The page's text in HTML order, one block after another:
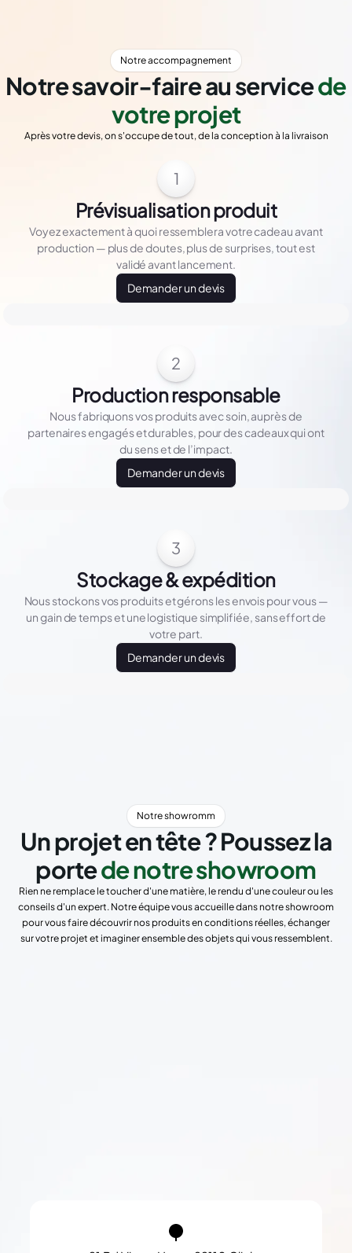
Notre accompagnement
Notre savoir-faire au servicede
votre projet
Après votre devis, on s'occupe de tout, de la conception à la livraison
1
Prévisualisation produit
Voyez exactement à quoi ressemblera votre cadeau avant
production — plus de doutes, plus de surprises, tout est
validé avant lancement.
Demander un devis
2
Production responsable
Nous fabriquons vos produits avec soin, auprès de
partenaires engagés et durables, pour des cadeaux qui ont
du sens et de l’impact.
Demander un devis
3
Stockage & expédition
Nous stockons vos produits et gérons les envois pour vous —
un gain de temps et une logistique simplifiée, sans effort de
votre part.
Demander un devis
Notre showromm
Un projet en tête ? Poussez la
portede notre showroom
Rien ne remplace le toucher d'une matière, le rendu d'une couleur ou les
conseils d'un expert. Notre équipe vous accueille dans notre showroom
pour vous faire découvrir nos produits en conditions réelles, échanger
sur votre projet et imaginer ensemble des objets qui vous ressemblent.